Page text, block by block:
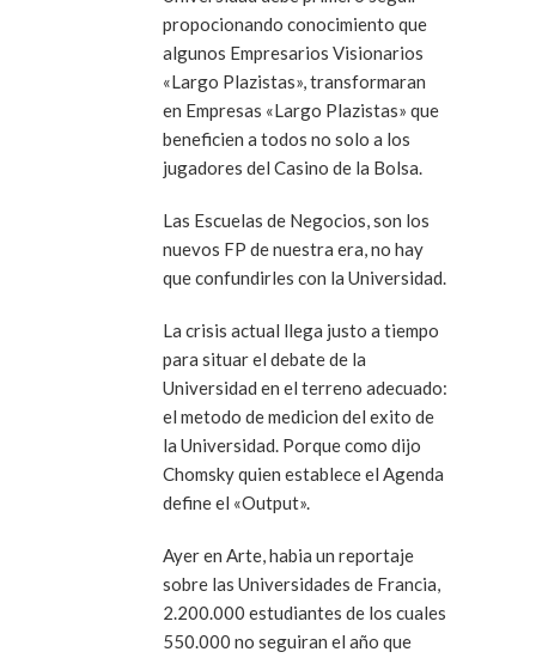
propocionando conocimiento que
algunos Empresarios Visionarios
«Largo Plazistas», transformaran
en Empresas «Largo Plazistas» que
beneficien a todos no solo a los
jugadores del Casino de la Bolsa.
Las Escuelas de Negocios, son los
nuevos FP de nuestra era, no hay
que confundirles con la Universidad.
La crisis actual llega justo a tiempo
para situar el debate de la
Universidad en el terreno adecuado:
el metodo de medicion del exito de
la Universidad. Porque como dijo
Chomsky quien establece el Agenda
define el «Output».
Ayer en Arte, habia un reportaje
sobre las Universidades de Francia,
2.200.000 estudiantes de los cuales
550.000 no seguiran el año que